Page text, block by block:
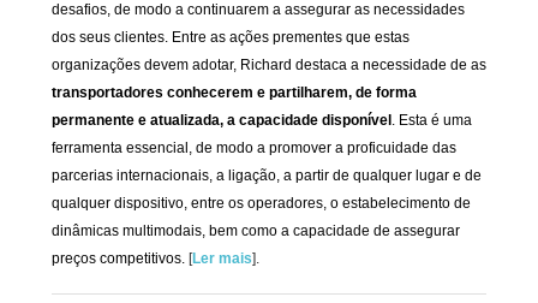
desafios, de modo a continuarem a assegurar as necessidades
dos seus clientes. Entre as ações prementes que estas
organizações devem adotar, Richard destaca a necessidade de as
transportadores conhecerem e partilharem, de forma
permanente e atualizada, a capacidade disponível . Esta é uma
ferramenta essencial, de modo a promover a proficuidade das
parcerias internacionais, a ligação, a partir de qualquer lugar e de
qualquer dispositivo, entre os operadores, o estabelecimento de
dinâmicas multimodais, bem como a capacidade de assegurar
preços competitivos. [Ler mais].